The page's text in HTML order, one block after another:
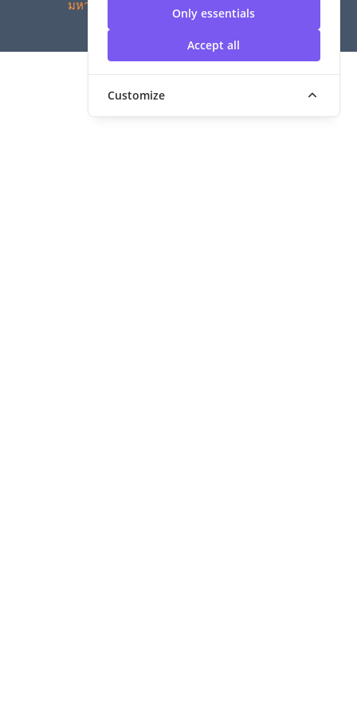
Only essentials
Accept all
Customize
มหาวิทยาลัยเทคโนโลยีราชมงคลสุวรรณภูมิ